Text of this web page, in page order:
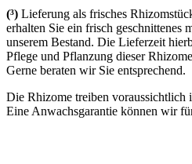
(³) Lieferung als frisches
erhalten Sie ein frisch geschnittenes
unserem Bestand. Die Lieferzeit
Pflege und Pflanzung dieser
Gerne beraten wir Sie entsprechend.
Die Rhizome treiben
Eine Anwachsgarantie können wir